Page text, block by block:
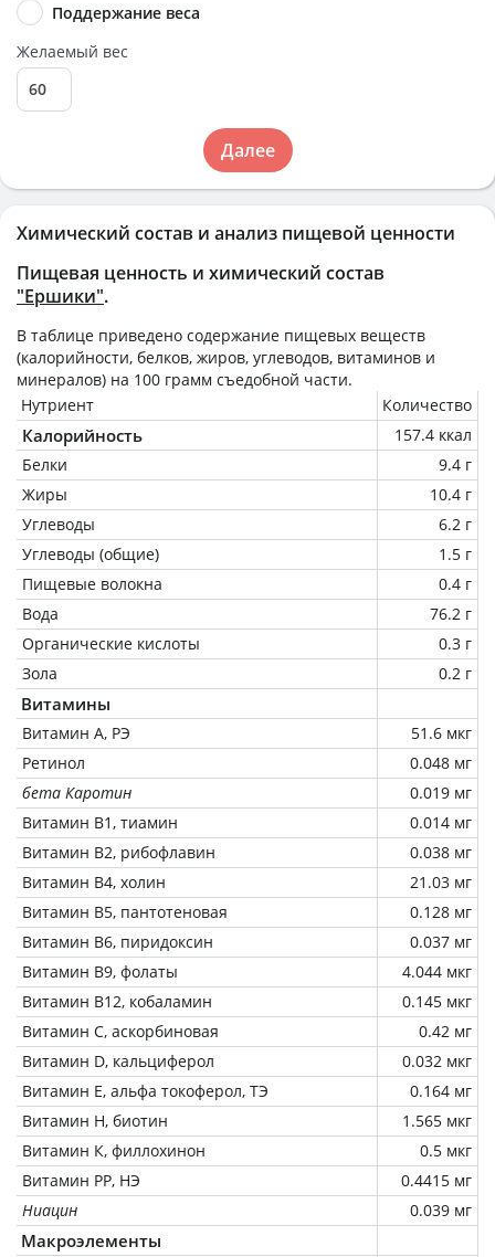
Химический состав и анализ пищевой ценности
Пищевая ценность и химический состав
"Ершики".
В таблице приведено содержание пищевых веществ
(калорийности, белков, жиров, углеводов, витаминов и
минералов) на 100 грамм съедобной части.
Нутриент
Количество
Калорийность
157.4 ккал
Белки
9.4 г
Жиры
10.4 г
Углеводы
6.2 г
Углеводы (общие)
1.5 г
Пищевые волокна
0.4 г
Вода
76.2 г
Органические кислоты
0.3 г
Зола
0.2 г
Витамины
Витамин А, РЭ
51.6 мкг
Ретинол
0.048 мг
бета Каротин
0.019 мг
Витамин В1, тиамин
0.014 мг
Витамин В2, рибофлавин
0.038 мг
Витамин В4, холин
21.03 мг
Витамин В5, пантотеновая
0.128 мг
Витамин В6, пиридоксин
0.037 мг
Витамин В9, фолаты
4.044 мкг
Витамин В12, кобаламин
0.145 мкг
Витамин C, аскорбиновая
0.42 мг
Витамин D, кальциферол
0.032 мкг
Витамин Е, альфа токоферол, ТЭ
0.164 мг
Витамин Н, биотин
1.565 мкг
Витамин К, филлохинон
0.5 мкг
Витамин РР, НЭ
0.4415 мг
Ниацин
0.039 мг
Макроэлементы
Поддержание веса
Желаемый вес
Далее